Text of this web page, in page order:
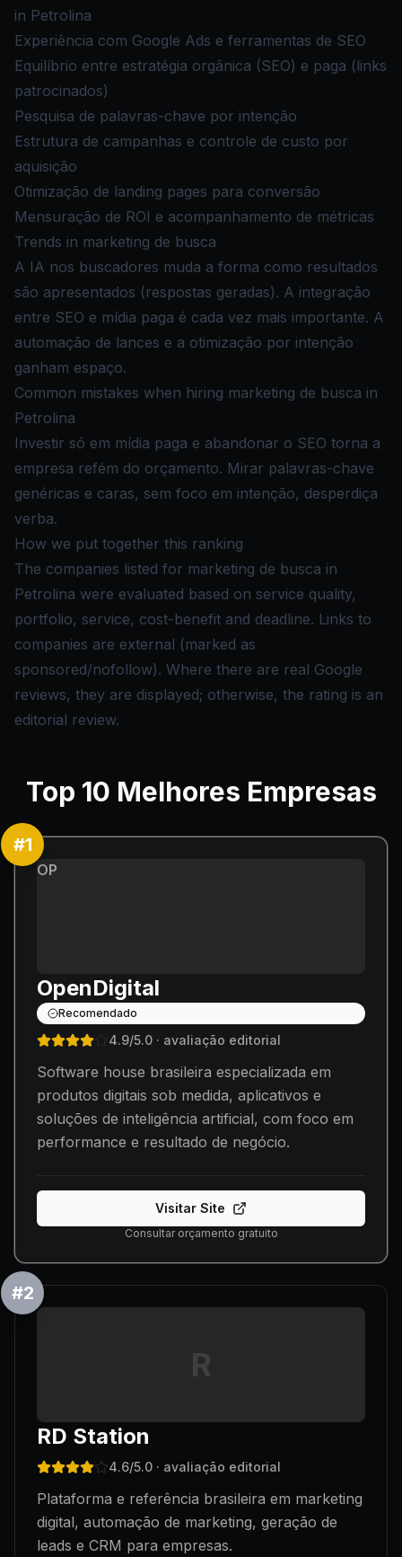
in Petrolina
Experiência com Google Ads e ferramentas de SEO
Equilíbrio entre estratégia orgânica (SEO) e paga (links
patrocinados)
Pesquisa de palavras-chave por intenção
Estrutura de campanhas e controle de custo por
aquisição
Otimização de landing pages para conversão
Mensuração de ROI e acompanhamento de métricas
Trends in marketing de busca
A IA nos buscadores muda a forma como resultados
são apresentados (respostas geradas). A integração
entre SEO e mídia paga é cada vez mais importante. A
automação de lances e a otimização por intenção
ganham espaço.
Common mistakes when hiring marketing de busca in
Petrolina
Investir só em mídia paga e abandonar o SEO torna a
empresa refém do orçamento. Mirar palavras-chave
genéricas e caras, sem foco em intenção, desperdiça
verba.
How we put together this ranking
The companies listed for marketing de busca in
Petrolina were evaluated based on service quality,
portfolio, service, cost-benefit and deadline. Links to
companies are external (marked as
sponsored/nofollow). Where there are real Google
reviews, they are displayed; otherwise, the rating is an
editorial review.
Top 10 Melhores Empresas
#1
OP
OpenDigital
Recomendado
4.9/5.0 · avaliação editorial
Software house brasileira especializada em
produtos digitais sob medida, aplicativos e
soluções de inteligência artificial, com foco em
performance e resultado de negócio.
Visitar Site
Consultar orçamento gratuito
#2
R
RD Station
4.6/5.0 · avaliação editorial
Plataforma e referência brasileira em marketing
digital, automação de marketing, geração de
leads e CRM para empresas.